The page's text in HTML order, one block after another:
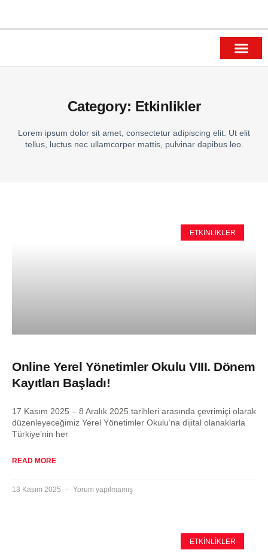
Category: Etkinlikler
Lorem ipsum dolor sit amet, consectetur adipiscing elit. Ut elit
tellus, luctus nec ullamcorper mattis, pulvinar dapibus leo.
ETKINLIKLER
Online Yerel Yönetimler Okulu VIII. Dönem
Kayıtları Başladı!
17 Kasım 2025 – 8 Aralık 2025 tarihleri arasında çevrimiçi olarak
düzenleyeceğimiz Yerel Yönetimler Okulu’na dijital olanaklarla
Türkiye’nin her
READ MORE
13 Kasım 2025 Yorum yapılmamış
ETKINLIKLER